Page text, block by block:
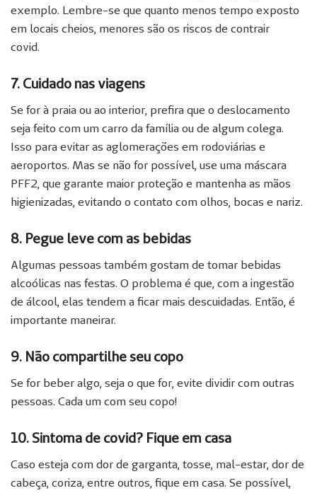
exemplo. Lembre-se que quanto menos tempo exposto
em locais cheios, menores são os riscos de contrair
covid.
7. Cuidado nas viagens
Se for à praia ou ao interior, prefira que o deslocamento
seja feito com um carro da família ou de algum colega.
Isso para evitar as aglomerações em rodoviárias e
aeroportos. Mas se não for possível, use uma máscara
PFF2, que garante maior proteção e mantenha as mãos
higienizadas, evitando o contato com olhos, bocas e nariz.
8. Pegue leve com as bebidas
Algumas pessoas também gostam de tomar bebidas
alcoólicas nas festas. O problema é que, com a ingestão
de álcool, elas tendem a ficar mais descuidadas. Então, é
importante maneirar.
9. Não compartilhe seu copo
Se for beber algo, seja o que for, evite dividir com outras
pessoas. Cada um com seu copo!
10. Sintoma de covid? Fique em casa
Caso esteja com dor de garganta, tosse, mal-estar, dor de
cabeça, coriza, entre outros, fique em casa. Se possível,